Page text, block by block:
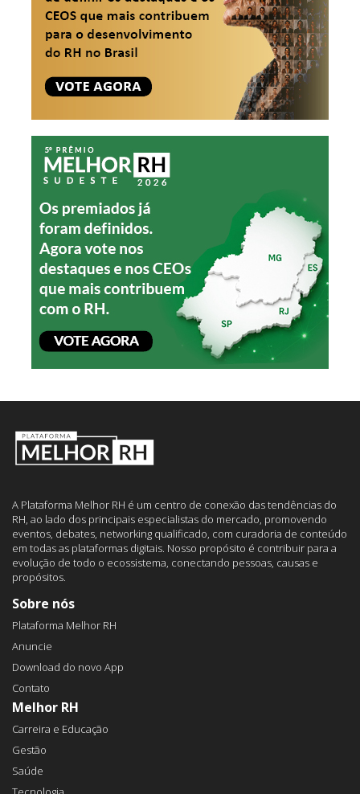
A Plataforma Melhor RH é um centro de conexão das tendências do
RH, ao lado dos principais especialistas do mercado, promovendo
eventos, debates, networking qualificado, com curadoria de conteúdo
em todas as plataformas digitais. Nosso propósito é contribuir para a
evolução de todo o ecossistema, conectando pessoas, causas e
propósitos.
Sobre nós
Plataforma Melhor RH
Anuncie
Download do novo App
Contato
Melhor RH
Carreira e Educação
Gestão
Saúde